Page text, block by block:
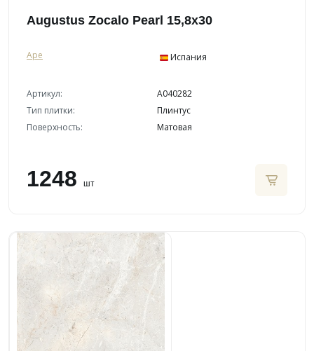
Augustus Zocalo Pearl 15,8x30
Ape Испания
Артикул:
A040282
Тип плитки:
Плинтус
Поверхность:
Матовая
1248 шт